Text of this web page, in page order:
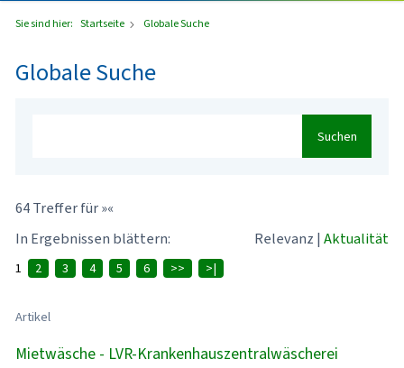
Sie sind hier: Startseite Globale Suche
Globale Suche
Suchen
64 Treffer für »«
In Ergebnissen blättern:
Relevanz | Aktualität
1 2 3 4 5 6 >> >|
Artikel
Mietwäsche - LVR-Krankenhauszentralwäscherei